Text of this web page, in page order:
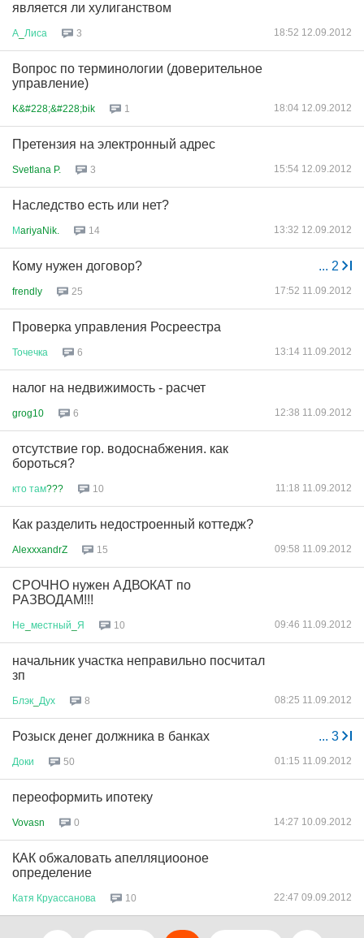
является ли хулиганством
А Лиса 3 18:52 12.09.2012
Вопрос по терминологии (доверительное
управление)
K&#228;&#228;bik 1 18:04 12.09.2012
Претензия на электронный адрес
Svetlana P. 3 15:54 12.09.2012
Наследство есть или нет?
МariyaNik. 14 13:32 12.09.2012
... 2
Кому нужен договор?
frendly 25 17:52 11.09.2012
Проверка управления Росреестра
Точечка 6 13:14 11.09.2012
налог на недвижимость - расчет
grog10 6 12:38 11.09.2012
отсутствие гор. водоснабжения. как
бороться?
кто там??? 10 11:18 11.09.2012
Как разделить недостроенный коттедж?
AlexxxandrZ 15 09:58 11.09.2012
СРОЧНО нужен АДВОКАТ по
РАЗВОДАМ!!!
Не местный Я 10 09:46 11.09.2012
начальник участка неправильно посчитал
зп
Блэк Дух 8 08:25 11.09.2012
... 3
Розыск денег должника в банках
Доки 50 01:15 11.09.2012
переоформить ипотеку
Vovasn 0 14:27 10.09.2012
КАК обжаловать апелляциооное
определение
Катя Круассанова 10 22:47 09.09.2012